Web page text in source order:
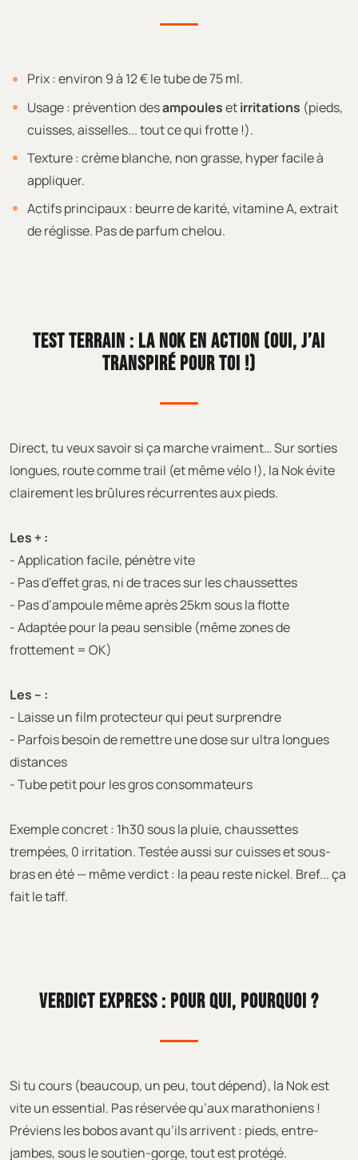
Prix : environ 9 à 12 € le tube de 75 ml.
Usage : prévention desampoulesetirritations (pieds,
cuisses, aisselles... tout ce qui frotte !).
Texture : crème blanche, non grasse, hyper facile à
appliquer.
Actifs principaux : beurre de karité, vitamine A, extrait
de réglisse. Pas de parfum chelou.
TEST TERRAIN : LA NOK EN ACTION (OUI, J’AI
TRANSPIRÉ POUR TOI !)
Direct, tu veux savoir si ça marche vraiment… Sur sorties
longues, route comme trail (et même vélo !), la Nok évite
clairement les brûlures récurrentes aux pieds.
Les + :
- Application facile, pénètre vite
- Pas d’effet gras, ni de traces sur les chaussettes
- Pas d’ampoule même après 25km sous la flotte
- Adaptée pour la peau sensible (même zones de
frottement = OK)
Les – :
- Laisse un film protecteur qui peut surprendre
- Parfois besoin de remettre une dose sur ultra longues
distances
- Tube petit pour les gros consommateurs
Exemple concret : 1h30 sous la pluie, chaussettes
trempées, 0 irritation. Testée aussi sur cuisses et sous-
bras en été — même verdict : la peau reste nickel. Bref... ça
fait le taff.
VERDICT EXPRESS : POUR QUI, POURQUOI ?
Si tu cours (beaucoup, un peu, tout dépend), la Nok est
vite un essential. Pas réservée qu’aux marathoniens !
Préviens les bobos avant qu’ils arrivent : pieds, entre-
jambes, sous le soutien-gorge, tout est protégé.